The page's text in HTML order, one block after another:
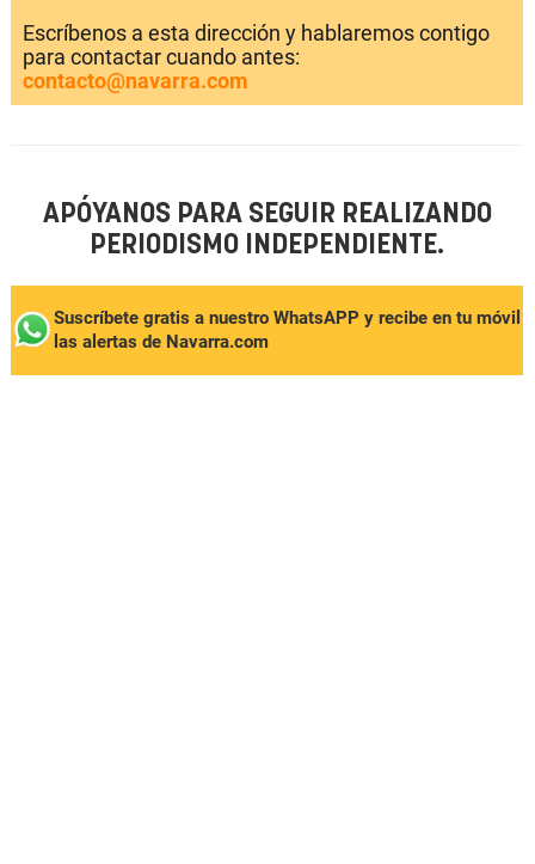
Escríbenos a esta dirección y hablaremos contigo
para contactar cuando antes:
contacto@navarra.com
APÓYANOS PARA SEGUIR REALIZANDO
PERIODISMO INDEPENDIENTE.
Suscríbete gratis a nuestro WhatsAPP y recibe en tu móvil
las alertas de Navarra.com